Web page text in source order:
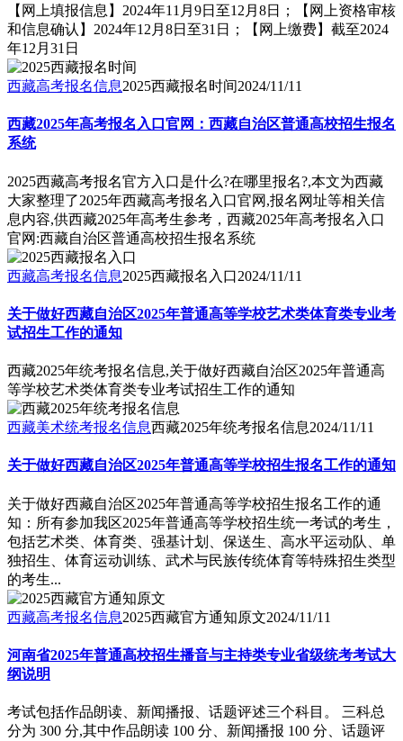
【网上填报信息】2024年11月9日至12月8日；【网上资格审核
和信息确认】2024年12月8日至31日；【网上缴费】截至2024
年12月31日
西藏高考报名信息2025西藏报名时间2024/11/11
西藏2025年高考报名入口官网：西藏自治区普通高校招生报名
系统
2025西藏高考报名官方入口是什么?在哪里报名?,本文为西藏
大家整理了2025年西藏高考报名入口官网,报名网址等相关信
息内容,供西藏2025年高考生参考，西藏2025年高考报名入口
官网:西藏自治区普通高校招生报名系统
西藏高考报名信息2025西藏报名入口2024/11/11
关于做好西藏自治区2025年普通高等学校艺术类体育类专业考
试招生工作的通知
西藏2025年统考报名信息,关于做好西藏自治区2025年普通高
等学校艺术类体育类专业考试招生工作的通知
西藏美术统考报名信息西藏2025年统考报名信息2024/11/11
关于做好西藏自治区2025年普通高等学校招生报名工作的通知
关于做好西藏自治区2025年普通高等学校招生报名工作的通
知：所有参加我区2025年普通高等学校招生统一考试的考生，
包括艺术类、体育类、强基计划、保送生、高水平运动队、单
独招生、体育运动训练、武术与民族传统体育等特殊招生类型
的考生...
西藏高考报名信息2025西藏官方通知原文2024/11/11
河南省2025年普通高校招生播音与主持类专业省级统考考试大
纲说明
考试包括作品朗读、新闻播报、话题评述三个科目。 三科总
分为 300 分,其中作品朗读 100 分、新闻播报 100 分、话题评